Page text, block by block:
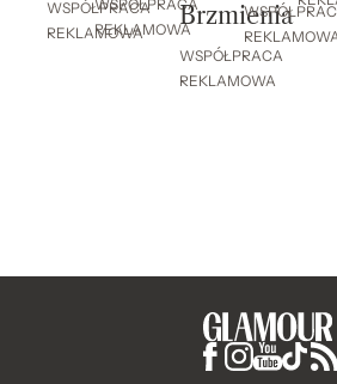
WSPÓŁPRACA
REKLAMOWA
WSPÓŁPRACA
REKLAMOWA
Brzmienia
WSPÓŁPRACA
REKLAMOWA